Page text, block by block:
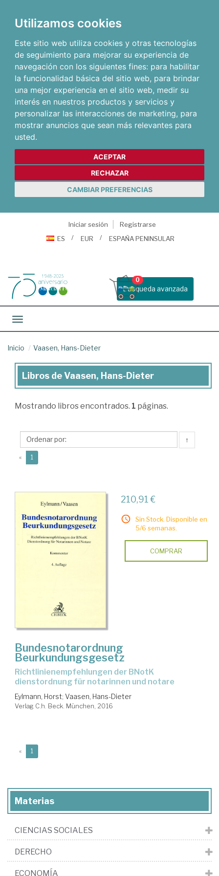
Utilizamos cookies
Este sitio web utiliza cookies y otras tecnologías
de seguimiento para mejorar su experiencia de
navegación con los siguientes fines: para habilitar
la funcionalidad básica del sitio web, para brindar
una mejor experiencia en el sitio web, medir su
interés en nuestros productos y servicios y
personalizar las interacciones de marketing, para
mostrar anuncios que sean más relevantes para
usted.
ACEPTAR
RECHAZAR
CAMBIAR PREFERENCIAS
Iniciar sesión
Registrarse
ES
EUR ESPAÑA PENINSULAR
Busqueda avanzada
0
Toggle navigation
Inicio Vaasen, Hans-Dieter
Libros
Vaasen,
Dieter
Libros de Vaasen, Hans-Dieter
Mostrando libros encontrados. 1 páginas.
↑
« 1
210,91 €
Sin Stock. Disponible en
5/6 semanas.
COMPRAR
Bundesnotarordnung
Beurkundungsgesetz
richtlinienempfehlungen der BNotK
dienstordnung für notarinnen und notare
Eylmann, Horst; Vaasen, Hans-Dieter
Verlag C.h. Beck. München, 2016
« 1
Materias
CIENCIAS SOCIALES
DERECHO
ECONOMÍA